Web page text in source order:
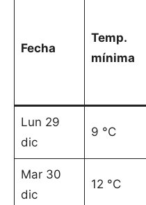
Fecha
Temp.
mínima
Lun 29
dic
9 °C
Mar 30
dic
12 °C